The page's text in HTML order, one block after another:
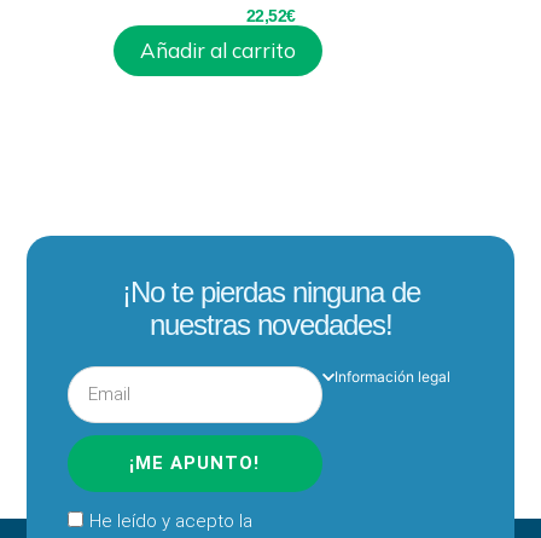
22,52€
Añadir al carrito
¡No te pierdas ninguna de
nuestras novedades!
He leído y acepto la
¡ME APUNTO!
Información legal